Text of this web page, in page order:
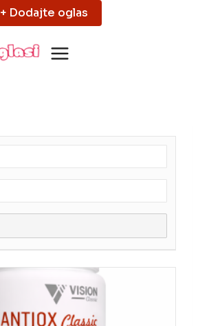
+ Dodajte oglas